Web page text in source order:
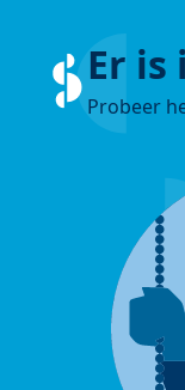
Er is
Probeer